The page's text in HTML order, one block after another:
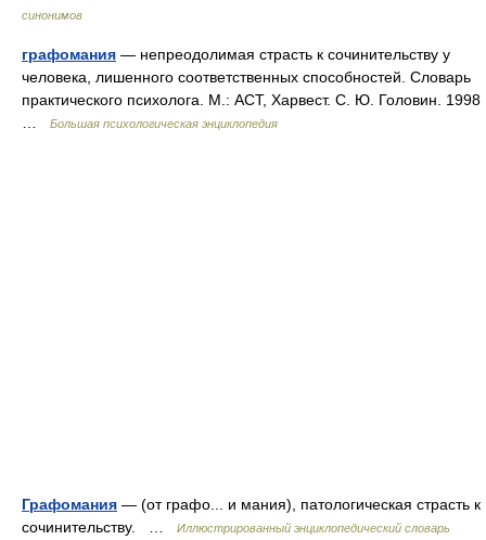
синонимов
графомания — непреодолимая страсть к сочинительству у
человека, лишенного соответственных способностей. Словарь
практического психолога. М.: АСТ, Харвест. С. Ю. Головин. 1998
Большая психологическая энциклопедия
Графомания — (от графо... и мания), патологическая страсть к
сочинительству. …
Иллюстрированный энциклопедический словарь